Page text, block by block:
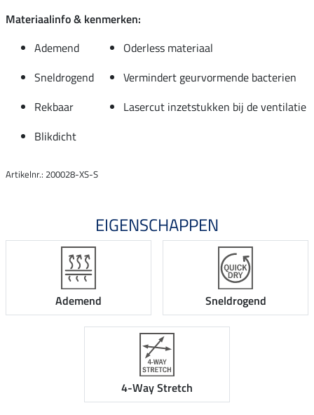
Materiaalinfo & kenmerken:
Ademend
Oderless materiaal
Sneldrogend
Vermindert geurvormende bacterien
Rekbaar
Lasercut inzetstukken bij de ventilatie
Blikdicht
Artikelnr.: 200028-XS-S
EIGENSCHAPPEN
Ademend Sneldrogend
4-Way Stretch